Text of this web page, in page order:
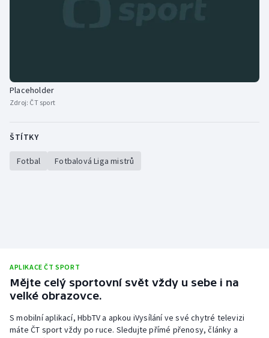
Placeholder
Zdroj: ČT sport
ŠTÍTKY
Fotbal Fotbalová Liga mistrů
APLIKACE ČT SPORT
Mějte celý sportovní svět vždy u sebe i na
velké obrazovce.
S mobilní aplikací, HbbTV a apkou iVysílání ve své chytré televizi
máte ČT sport vždy po ruce. Sledujte přímé přenosy, články a